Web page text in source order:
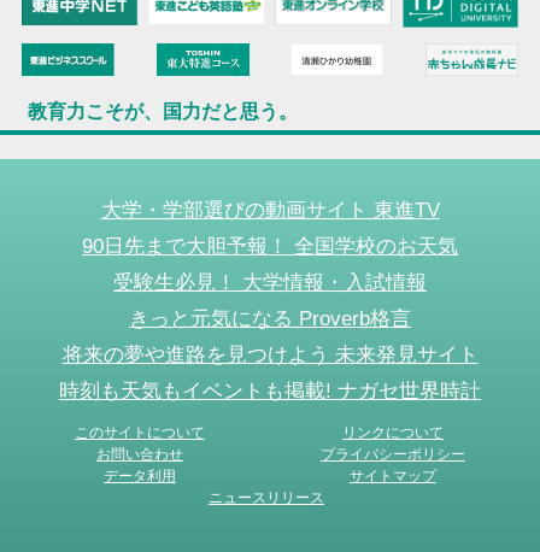
教育力こそが、国力だと思う。
大学・学部選びの動画サイト 東進TV
90日先まで大胆予報！ 全国学校のお天気
受験生必見！ 大学情報・入試情報
きっと元気になる Proverb格言
将来の夢や進路を見つけよう 未来発見サイト
時刻も天気もイベントも掲載! ナガセ世界時計
このサイトについて
リンクについて
お問い合わせ
プライバシーポリシー
データ利用
サイトマップ
ニュースリリース